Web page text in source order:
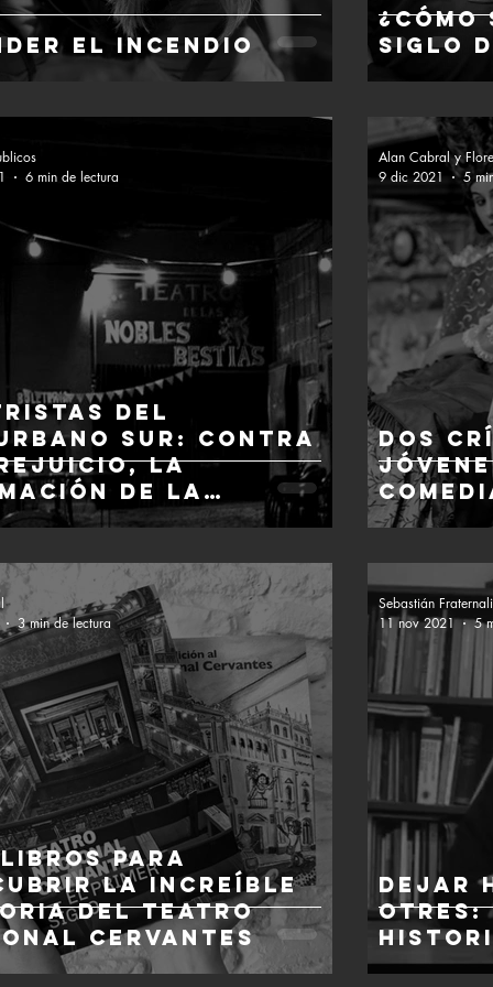
el incendio
siglo
del
sur: contra
la
de la
6 min de lectura
DOS
Alan Cabral y
9 dic 2021
5
libros para
la increíble
del Teatro
Cervantes
3 min de lectura
Dejar
otres:
Sebastián Fraternali
11 nov 2021
5